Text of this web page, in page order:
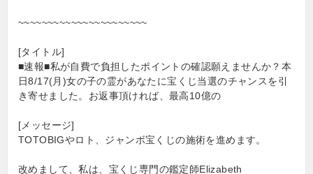
~~~~~~~~~~~~~~~~~~~~~~
[タイトル]
■速報■私が自費で負担したポイントの確認願えませんか？本
日8/17(月)女の子の霊があなたに宝くじ当選のチャンスを引
き寄せました。お返事頂ければ、最高10億の
[メッセージ]
TOTOBIGやロト、ジャンボ宝くじの施術を進めます。
改めまして、私は、宝くじ専門の鑑定師Elizabeth